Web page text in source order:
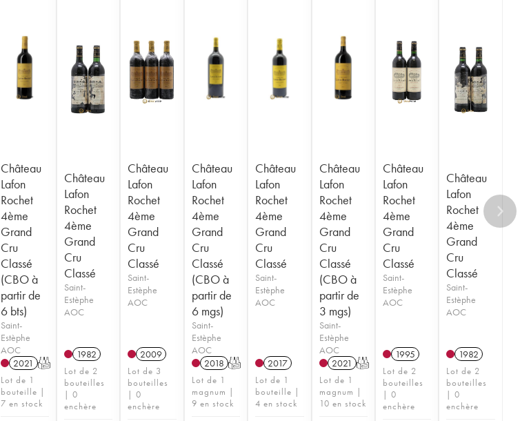
Château
Lafon
Rochet
4ème
Grand
Cru
Classé
(CBO à
partir de
6 bts)
Saint-
Estèphe
AOC
2021 T
Lot de 1
bouteille |
7 en stock
Château
Lafon
Rochet
4ème
Grand
Cru
Classé
Saint-
Estèphe
AOC
1982
Lot de 2
bouteilles
| 0
enchère
Château
Lafon
Rochet
4ème
Grand
Cru
Classé
Saint-
Estèphe
AOC
2009
Lot de 3
bouteilles
| 0
enchère
Château
Lafon
Rochet
4ème
Grand
Cru
Classé
(CBO à
partir de
6 mgs)
Saint-
Estèphe
AOC
2018 T
Lot de 1
magnum |
9 en stock
Château
Lafon
Rochet
4ème
Grand
Cru
Classé
Saint-
Estèphe
AOC
2017
Lot de 1
bouteille |
4 en stock
Château
Lafon
Rochet
4ème
Grand
Cru
Classé
(CBO à
partir de
3 mgs)
Saint-
Estèphe
AOC
2021 T
Lot de 1
magnum |
10 en stock
Château
Lafon
Rochet
4ème
Grand
Cru
Classé
Saint-
Estèphe
AOC
1995
Lot de 2
bouteilles
| 0
enchère
Château
Lafon
Rochet
4ème
Grand
Cru
Classé
Saint-
Estèphe
AOC
1982
Lot de 2
bouteilles
| 0
enchère